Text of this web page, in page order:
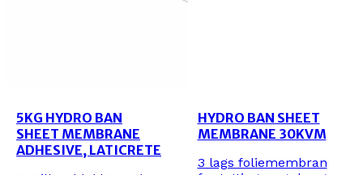
5KG HYDRO BAN
SHEET MEMBRANE
ADHESIVE, LATICRETE
HYDRO BAN SHEET
MEMBRANE 30KVM
3 lags foliemembran